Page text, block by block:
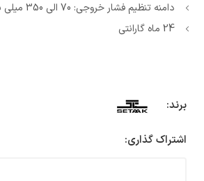
دامنه تنظیم فشار خروجی: 70 الی 350 میلی بار/ 1 تا 5 PSIG
24 ماه گارانتی
برند:
اشتراک گذاری: